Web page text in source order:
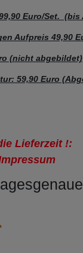
Euro/Set.
Aufpreis 49,90
(nicht abgebildet)
59,90 Euro
Lieferzeit !: